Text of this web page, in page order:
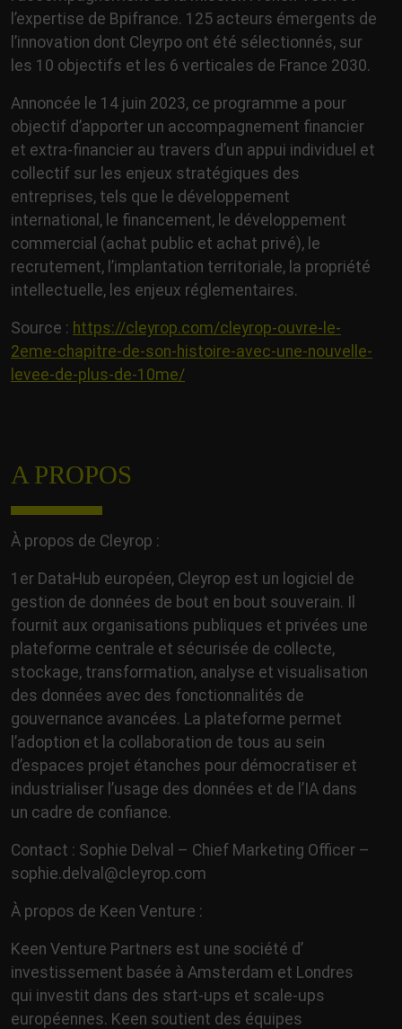
l’expertise de Bpifrance. 125 acteurs émergents de
l’innovation dont Cleyrpo ont été sélectionnés, sur
les 10 objectifs et les 6 verticales de France 2030.
Annoncée le 14 juin 2023, ce programme a pour
objectif d’apporter un accompagnement financier
et extra-financier au travers d’un appui individuel et
collectif sur les enjeux stratégiques des
entreprises, tels que le développement
international, le financement, le développement
commercial (achat public et achat privé), le
recrutement, l’implantation territoriale, la propriété
intellectuelle, les enjeux réglementaires.
Source : https://cleyrop.com/cleyrop-ouvre-le-
2eme-chapitre-de-son-histoire-avec-une-nouvelle-
levee-de-plus-de-10me/
A PROPOS
À propos de Cleyrop :
1er DataHub européen, Cleyrop est un logiciel de
gestion de données de bout en bout souverain. Il
fournit aux organisations publiques et privées une
plateforme centrale et sécurisée de collecte,
stockage, transformation, analyse et visualisation
des données avec des fonctionnalités de
gouvernance avancées. La plateforme permet
l’adoption et la collaboration de tous au sein
d’espaces projet étanches pour démocratiser et
industrialiser l’usage des données et de l’IA dans
un cadre de confiance.
Contact : Sophie Delval – Chief Marketing Officer –
sophie.delval@cleyrop.com
À propos de Keen Venture :
Keen Venture Partners est une société d’
investissement basée à Amsterdam et Londres
qui investit dans des start-ups et scale-ups
européennes. Keen soutient des équipes